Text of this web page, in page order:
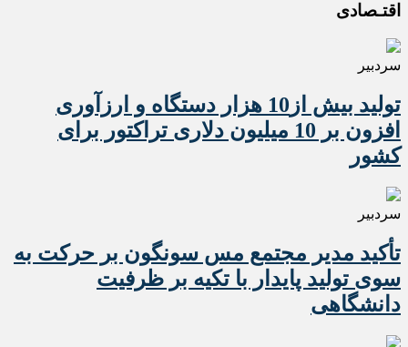
اقتـصادی
سردبیر
تولید بیش از10 هزار دستگاه و ارزآوری
افزون بر 10 میلیون دلاری تراکتور برای
کشور
سردبیر
تأکید مدیر مجتمع مس سونگون بر حرکت به
سوی تولید پایدار با تکیه بر ظرفیت
دانشگاهی